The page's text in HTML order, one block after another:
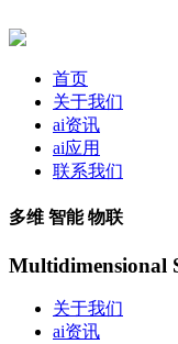
首页
关于我们
ai资讯
ai应用
联系我们
多维 智能 物联
Multidimensional
关于我们
ai资讯